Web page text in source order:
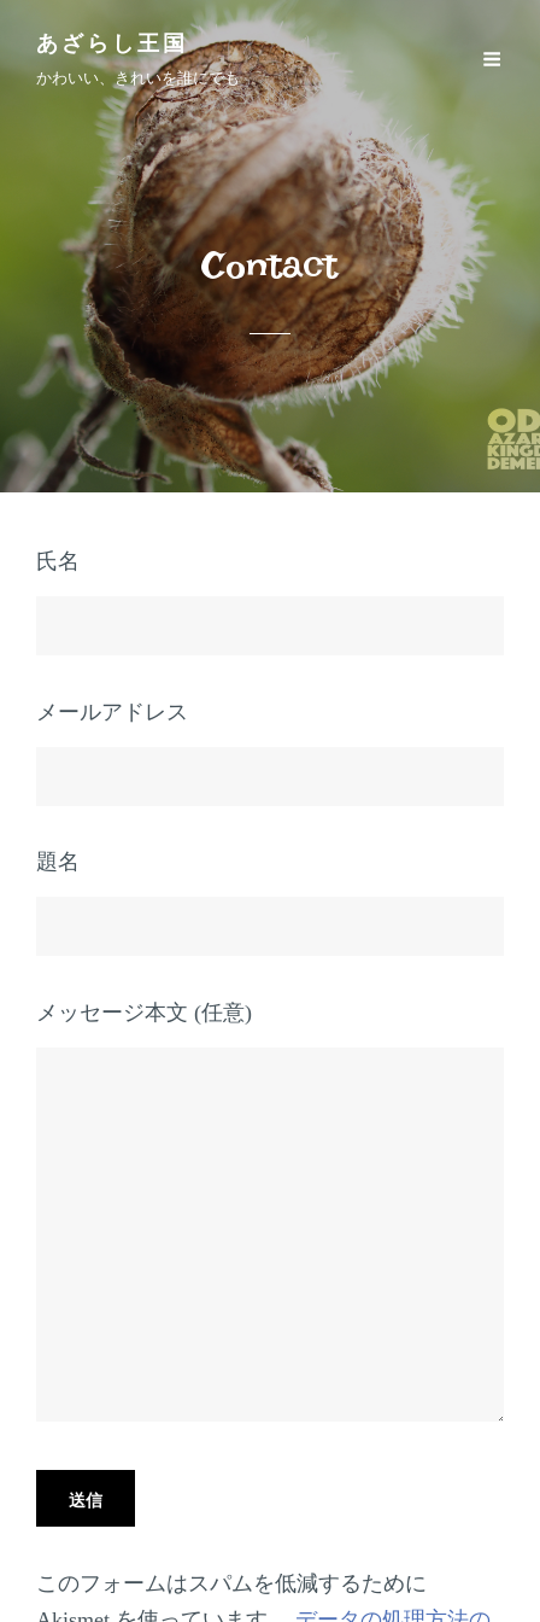
あざらし王国
かわいい、きれいを誰にでも
Contact
氏名
メールアドレス
題名
メッセージ本文 (任意)
このフォームはスパムを低減するために